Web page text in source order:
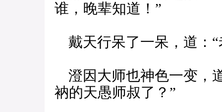
谁，晚辈知道！”
戴天行呆了一呆，道：
澄因大师也神色一变，
衲的天愚师叔了？”